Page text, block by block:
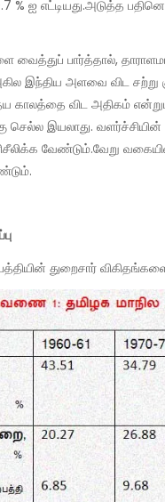
% ஐ எட்டியது.அடுத்த
இந்திய அளவை விட
காலத்தை விட அதிகம்
செல்ல இயலாது.
வேண்டும்.வேறு
துறைசார் விகிதங்களை